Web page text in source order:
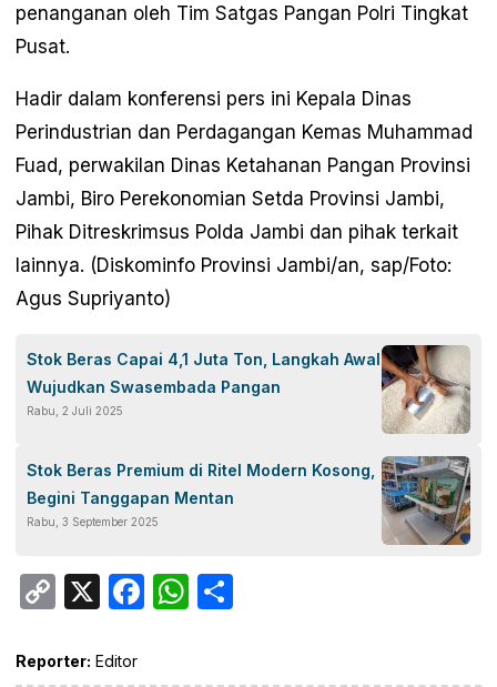
penanganan oleh Tim Satgas Pangan Polri Tingkat
Pusat.
Hadir dalam konferensi pers ini Kepala Dinas
Perindustrian dan Perdagangan Kemas Muhammad
Fuad, perwakilan Dinas Ketahanan Pangan Provinsi
Jambi, Biro Perekonomian Setda Provinsi Jambi,
Pihak Ditreskrimsus Polda Jambi dan pihak terkait
lainnya. (Diskominfo Provinsi Jambi/an, sap/Foto:
Agus Supriyanto)
Stok Beras Capai 4,1 Juta Ton, Langkah Awal
Wujudkan Swasembada Pangan
Rabu, 2 Juli 2025
Stok Beras Premium di Ritel Modern Kosong,
Begini Tanggapan Mentan
Rabu, 3 September 2025
Copy
X Facebook
WhatsApp
Reporter: Editor